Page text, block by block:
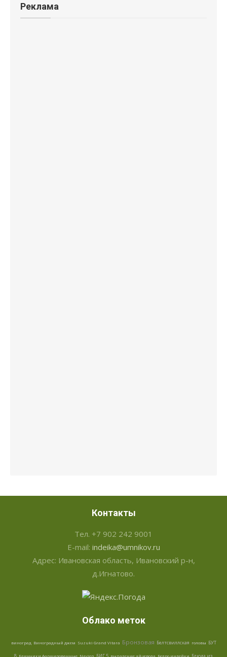
Реклама
Контакты
Тел. +7 902 242 9001
E-mail: indeika@umnikov.ru
Адрес: Ивановская область, Ивановский р-н,
д.Игнатово.
Облако меток
виноград Виноградный джем Suzuki Grand Vitara Бронзовая Белтсвиллская головы БУТ
8 Блинчики фаршированные Navien БИГ 5 выпадение яйцевода Бедро индейки Блюда из